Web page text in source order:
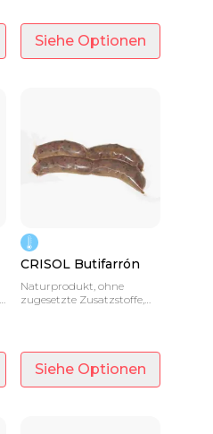
Siehe Optionen
CRISOL Butifarrón
Naturprodukt, ohne
zugesetzte Zusatzstoffe,
Siehe Optionen